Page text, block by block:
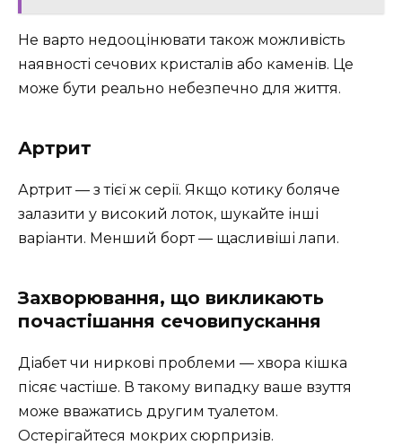
Не варто недооцінювати також можливість
наявності сечових кристалів або каменів. Це
може бути реально небезпечно для життя.
Артрит
Артрит — з тієї ж серії. Якщо котику боляче
залазити у високий лоток, шукайте інші
варіанти. Менший борт — щасливіші лапи.
Захворювання, що викликають
почастішання сечовипускання
Діабет чи ниркові проблеми — хвора кішка
пісяє частіше. В такому випадку ваше взуття
може вважатись другим туалетом.
Остерігайтеся мокрих сюрпризів.